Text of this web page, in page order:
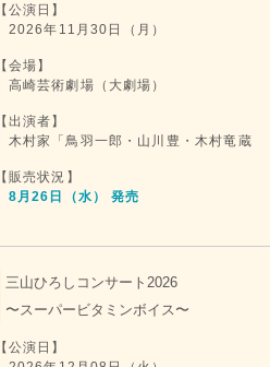
【公演日】
2026年11月30日（月）
【会場】
高崎芸術劇場（大劇場）
【出演者】
木村家「鳥羽一郎・山川豊・木村竜蔵
【販売状況】
8月26日（水） 発売
三山ひろしコンサート2026
〜スーパービタミンボイス〜
【公演日】